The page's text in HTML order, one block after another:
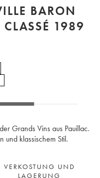
BARON
1989
Grands Vins aus Pauillac.
und klassischem Stil.
VERKOSTUNG UND
LAGERUNG